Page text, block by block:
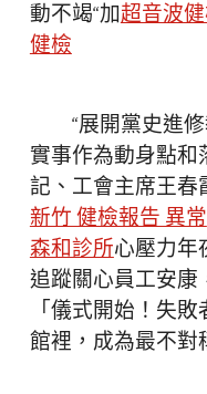
動不竭“加超音波
健檢
“展開黨史進修
實事作為動身點和
記、工會主席王春
新竹 健檢報告 異常
森和診所心壓力年
追蹤關心員工安康
「儀式開始！失
館裡，成為最不對